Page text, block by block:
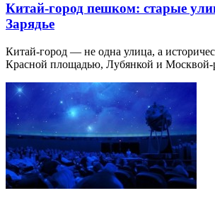
Китай-город пешком: старые
Зарядье
Китай-город — не одна улица, а
Красной площадью, Лубянкой и Москвой-